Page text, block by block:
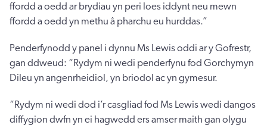
ffordd a oedd ar brydiau yn peri loes iddynt neu mewn
ffordd a oedd yn methu â pharchu eu hurddas.”
Penderfynodd y panel i dynnu Ms Lewis oddi ar y Gofrestr,
gan ddweud: “Rydym ni wedi penderfynu fod Gorchymyn
Dileu yn angenrheidiol, yn briodol ac yn gymesur.
“Rydym ni wedi dod i’r casgliad fod Ms Lewis wedi dangos
diffygion dwfn yn ei hagwedd ers amser maith gan olygu